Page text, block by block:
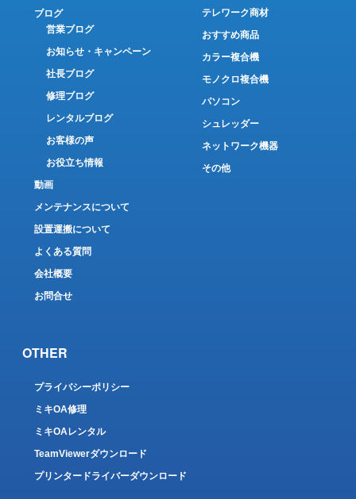
ブログ
営業ブログ
お知らせ・キャンペーン
社長ブログ
修理ブログ
レンタルブログ
お客様の声
お役立ち情報
動画
メンテナンスについて
設置運搬について
よくある質問
会社概要
お問合せ
テレワーク商材
おすすめ商品
カラー複合機
モノクロ複合機
パソコン
シュレッダー
ネットワーク機器
その他
OTHER
プライバシーポリシー
ミキOA修理
ミキOAレンタル
TeamViewerダウンロード
プリンタードライバーダウンロード